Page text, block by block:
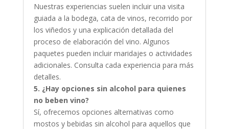
Nuestras experiencias suelen incluir una visita
guiada a la bodega, cata de vinos, recorrido por
los viñedos y una explicación detallada del
proceso de elaboración del vino. Algunos
paquetes pueden incluir maridajes o actividades
adicionales. Consulta cada experiencia para más
detalles.
5. ¿Hay opciones sin alcohol para quienes
no beben vino?
Sí, ofrecemos opciones alternativas como
mostos y bebidas sin alcohol para aquellos que